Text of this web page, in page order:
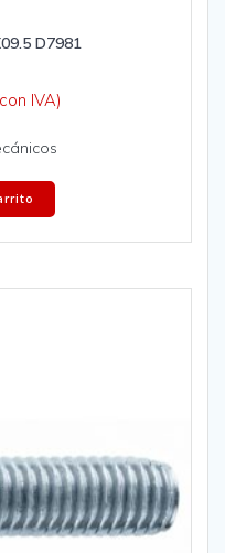
D7981
con IVA)